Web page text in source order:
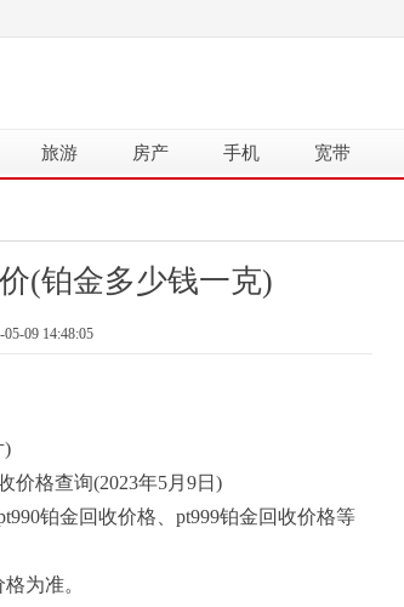
旅游 房产 手机 宽带
(铂金多少钱一克)
05-09 14:48:05
)
价格查询(2023年5月9日)
铂金回收价格、pt999铂金回收价格等
为准。